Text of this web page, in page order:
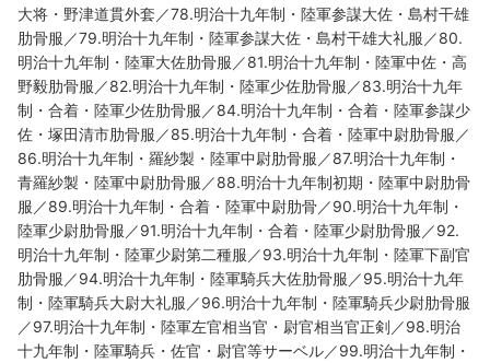
大将・野津道貫外套／78.明治十九年制・陸軍参謀大佐・島村干雄
肋骨服／79.明治十九年制・陸軍参謀大佐・島村干雄大礼服／80.
明治十九年制・陸軍大佐肋骨服／81.明治十九年制・陸軍中佐・高
野毅肋骨服／82.明治十九年制・陸軍少佐肋骨服／83.明治十九年
制・合着・陸軍少佐肋骨服／84.明治十九年制・合着・陸軍参謀少
佐・塚田清市肋骨服／85.明治十九年制・合着・陸軍中尉肋骨服／
86.明治十九年制・羅紗製・陸軍中尉肋骨服／87.明治十九年制・
青羅紗製・陸軍中尉肋骨服／88.明治十九年制初期・陸軍中尉肋骨
服／89.明治十九年制・合着・陸軍中尉肋骨／90.明治十九年制・
陸軍少尉肋骨服／91.明治十九年制・合着・陸軍少尉肋骨服／92.
明治十九年制・陸軍少尉第二種服／93.明治十九年制・陸軍下副官
肋骨服／94.明治十九年制・陸軍騎兵大佐肋骨服／95.明治十九年
制・陸軍騎兵大尉大礼服／96.明治十九年制・陸軍騎兵少尉肋骨服
／97.明治十九年制・陸軍左官相当官・尉官相当官正剣／98.明治
十九年制・陸軍騎兵・佐官・尉官等サーベル／99.明治十九年制・